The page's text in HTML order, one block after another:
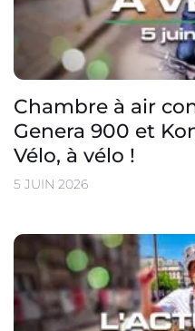
Chambre à air
Genera 900 et
Vélo, à vélo !
5 JUIN 2026